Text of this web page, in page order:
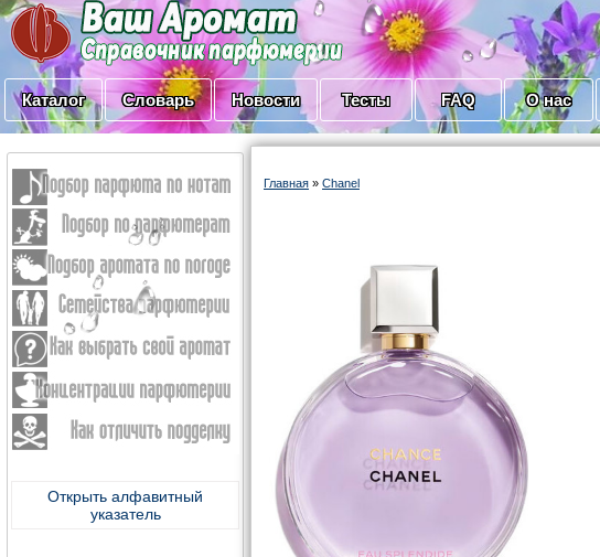
Каталог Словарь Новости Тесты FAQ О нас
Открыть алфавитный
указатель
Главная » Chanel